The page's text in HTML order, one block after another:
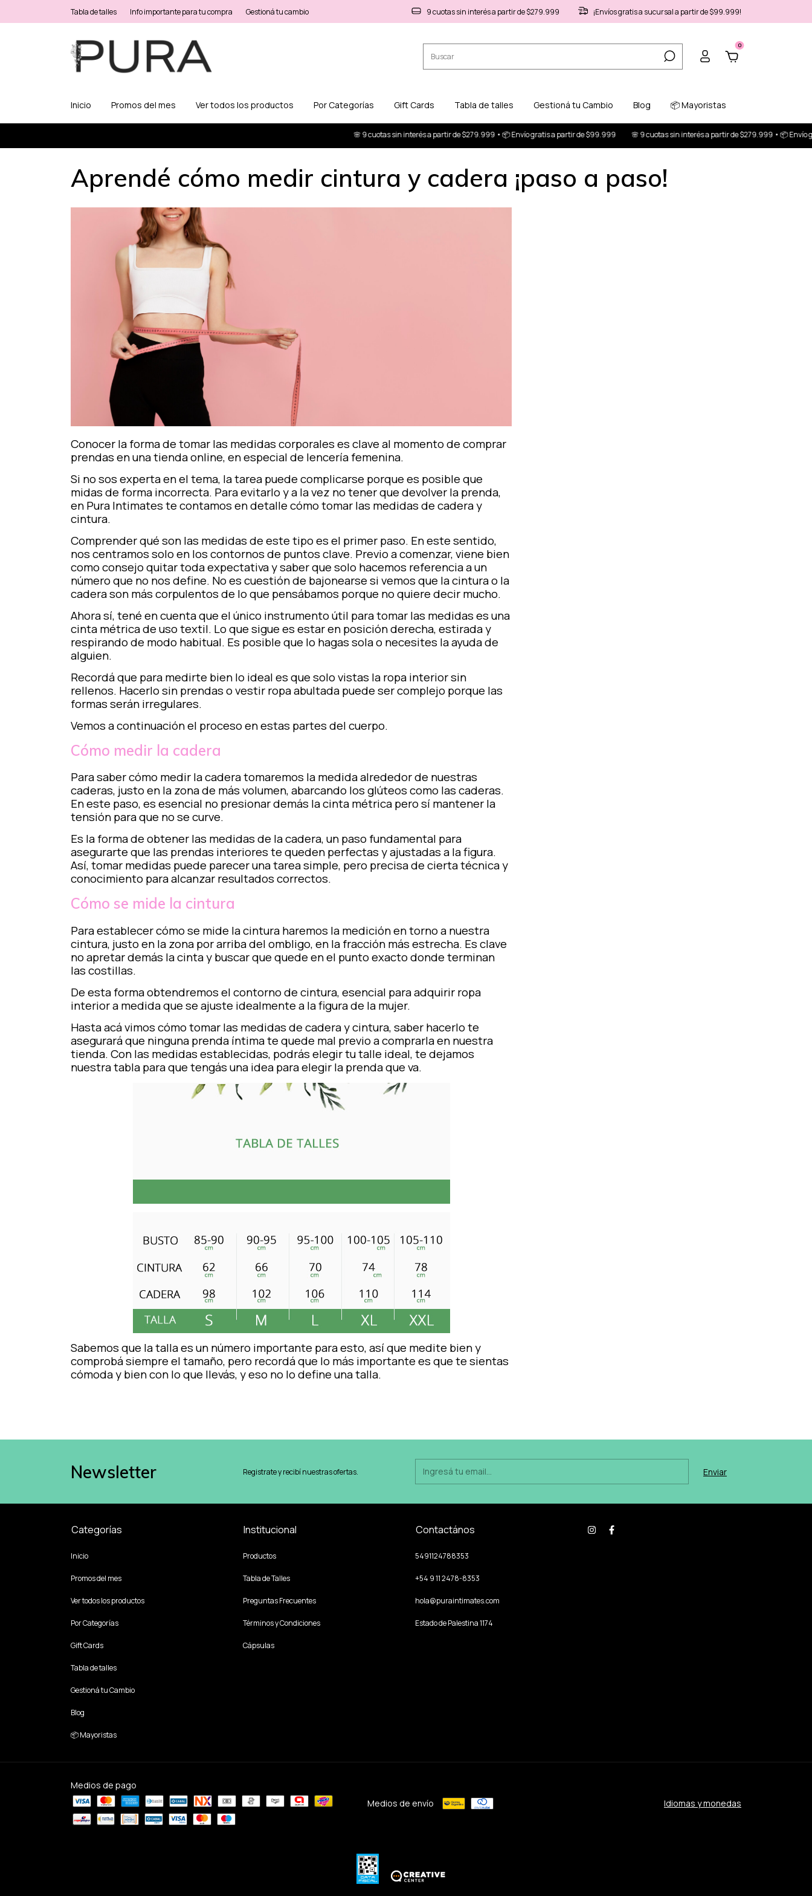
Tabla de talles Info importante para tu compra Gestioná tu cambio 9 cuotas sin interés a partir de $279.999 ¡Envíos gratis a sucursal a partir de $99.999!
0
Inicio Promos del mes Ver todos los productos Por Categorías Gift Cards Tabla de talles Gestioná tu Cambio Blog 📦 Mayoristas
🌸 9 cuotas sin interés a partir de $279.999 • 📦 Envío gratis a partir de $99.999 🌸 9 cuotas sin interés a partir de $279.999 • 📦 Envío gratis
Aprendé cómo medir cintura y cadera ¡paso a paso!
Conocer la forma de tomar las medidas corporales es clave al momento de comprar
prendas en una tienda online, en especial de lencería femenina.
Si no sos experta en el tema, la tarea puede complicarse porque es posible que
midas de forma incorrecta. Para evitarlo y a la vez no tener que devolver la prenda,
en Pura Intimates te contamos en detalle cómo tomar las medidas de cadera y
cintura.
Comprender qué son las medidas de este tipo es el primer paso. En este sentido,
nos centramos solo en los contornos de puntos clave. Previo a comenzar, viene bien
como consejo quitar toda expectativa y saber que solo hacemos referencia a un
número que no nos define. No es cuestión de bajonearse si vemos que la cintura o la
cadera son más corpulentos de lo que pensábamos porque no quiere decir mucho.
Ahora sí, tené en cuenta que el único instrumento útil para tomar las medidas es una
cinta métrica de uso textil. Lo que sigue es estar en posición derecha, estirada y
respirando de modo habitual. Es posible que lo hagas sola o necesites la ayuda de
alguien.
Recordá que para medirte bien lo ideal es que solo vistas la ropa interior sin
rellenos. Hacerlo sin prendas o vestir ropa abultada puede ser complejo porque las
formas serán irregulares.
Vemos a continuación el proceso en estas partes del cuerpo.
Cómo medir la cadera
Para saber cómo medir la cadera tomaremos la medida alrededor de nuestras
caderas, justo en la zona de más volumen, abarcando los glúteos como las caderas.
En este paso, es esencial no presionar demás la cinta métrica pero sí mantener la
tensión para que no se curve.
Es la forma de obtener las medidas de la cadera, un paso fundamental para
asegurarte que las prendas interiores te queden perfectas y ajustadas a la figura.
Así, tomar medidas puede parecer una tarea simple, pero precisa de cierta técnica y
conocimiento para alcanzar resultados correctos.
Cómo se mide la cintura
Para establecer cómo se mide la cintura haremos la medición en torno a nuestra
cintura, justo en la zona por arriba del ombligo, en la fracción más estrecha. Es clave
no apretar demás la cinta y buscar que quede en el punto exacto donde terminan
las costillas.
De esta forma obtendremos el contorno de cintura, esencial para adquirir ropa
interior a medida que se ajuste idealmente a la figura de la mujer.
Hasta acá vimos cómo tomar las medidas de cadera y cintura, saber hacerlo te
asegurará que ninguna prenda íntima te quede mal previo a comprarla en nuestra
tienda. Con las medidas establecidas, podrás elegir tu talle ideal, te dejamos
nuestra tabla para que tengás una idea para elegir la prenda que va.
Sabemos que la talla es un número importante para esto, así que medite bien y
comprobá siempre el tamaño, pero recordá que lo más importante es que te sientas
cómoda y bien con lo que llevás, y eso no lo define una talla.
Newsletter Registrate y recibí nuestras ofertas.
Categorías
Inicio
Promos del mes
Ver todos los productos
Por Categorías
Gift Cards
Tabla de talles
Gestioná tu Cambio
Blog
📦 Mayoristas
Institucional
Productos
Tabla de Talles
Preguntas Frecuentes
Términos y Condiciones
Cápsulas
Contactános
5491124788353
+54 9 11 2478-8353
hola@puraintimates.com
Estado de Palestina 1174
Medios de pago
Medios de envío
Idiomas y monedas